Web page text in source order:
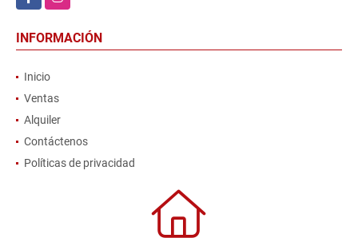
INFORMACIÓN
Inicio
Ventas
Alquiler
Contáctenos
Políticas de privacidad